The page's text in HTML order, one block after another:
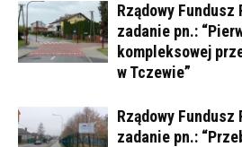
Rządowy Fundusz
zadanie pn.:
kompleksowej
w Tczewie”
Rządowy Fundusz
zadanie pn.: